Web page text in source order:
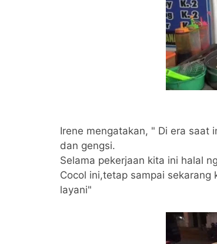
Irene mengatakan, " Di era saat
dan gengsi.
Selama pekerjaan kita ini halal
Cocol ini,tetap sampai
layani"